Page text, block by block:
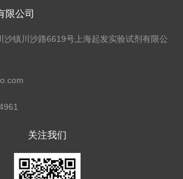
限公司
沙镇川沙路6619号上海起发实验试剂有限公
关注我们